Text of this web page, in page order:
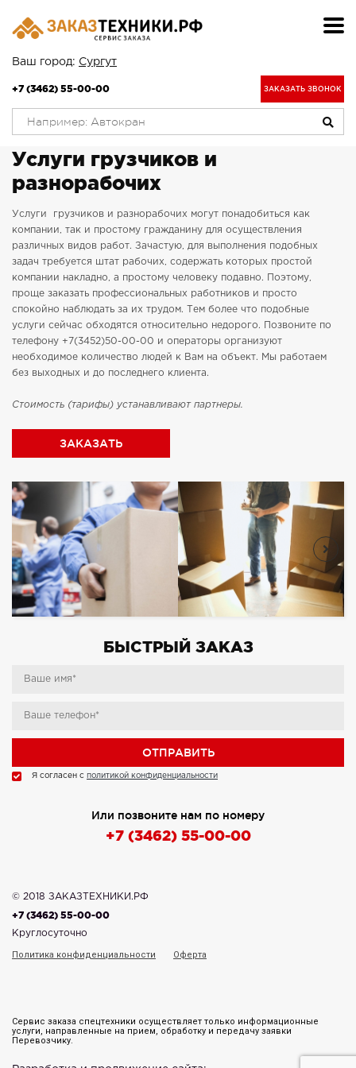
Ваш город: Сургут
+7 (3462) 55-00-00 ЗАКАЗАТЬ ЗВОНОК
Услуги грузчиков и
разнорабочих
Услуги грузчиков и разнорабочих могут понадобиться как
компании, так и простому гражданину для осуществления
различных видов работ. Зачастую, для выполнения подобных
задач требуется штат рабочих, содержать которых простой
компании накладно, а простому человеку подавно. Поэтому,
проще заказать профессиональных работников и просто
спокойно наблюдать за их трудом. Тем более что подобные
услуги сейчас обходятся относительно недорого. Позвоните по
телефону +7(3452)50-00-00 и операторы организуют
необходимое количество людей к Вам на объект. Мы работаем
без выходных и до последнего клиента.
Стоимость (тарифы) устанавливают партнеры.
ЗАКАЗАТЬ
БЫСТРЫЙ ЗАКАЗ
Я согласен с политикой конфиденциальности
Или позвоните нам по номеру
+7 (3462) 55-00-00
© 2018 ЗАКАЗТЕХНИКИ.РФ
+7 (3462) 55-00-00
Круглосуточно
Политика конфиденциальности Оферта
Сервис заказа спецтехники осуществляет только информационные
услуги, направленные на прием, обработку и передачу заявки
Перевозчику.